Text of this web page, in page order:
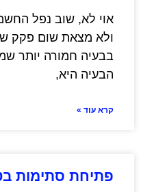
אוי לא, שוב נפל
ולא מצאת שום פקק
בבעיה חמורה יותר
הבעיה היא,
קרא עוד »
פתיחת סתימות